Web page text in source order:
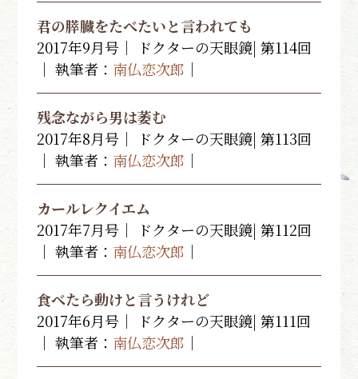
君の膵臓をたべたいと言われても
2017年9月号｜ ドクターの天眼鏡| 第114回
｜ 執筆者： 南仏恋次郎 ｜
残念ながら男は萎む
2017年8月号｜ ドクターの天眼鏡| 第113回
｜ 執筆者： 南仏恋次郎 ｜
カールレクイエム
2017年7月号｜ ドクターの天眼鏡| 第112回
｜ 執筆者： 南仏恋次郎 ｜
食べたら動けと言うけれど
2017年6月号｜ ドクターの天眼鏡| 第111回
｜ 執筆者： 南仏恋次郎 ｜